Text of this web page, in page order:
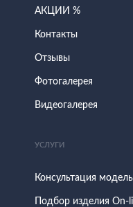
АКЦИИ %
Контакты
Отзывы
Фотогалерея
Видеогалерея
УСЛУГИ
Консультация
Подбор изделия On-